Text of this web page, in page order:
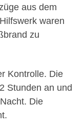
aus dem
waren
zu
Kontrolle. Die
Stunden an und
Die